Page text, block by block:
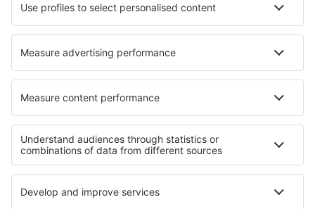
Unterkunft in Fayetteville
Unterkunft in San Luis Potosí
Unterkunft in Tabasco
Unterkunft auf der Pyrenees Mountains
Unterkunft am Chiemsee Unterkunft in Datca